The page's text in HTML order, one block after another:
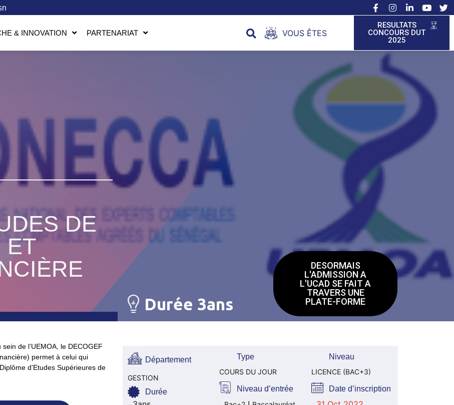
& INNOVATION PARTENARIAT VOUS ÊTES
RESULTATS
CONCOURS DUT
2025
DE
ET
Durée 3ans
DESORMAIS
L'ADMISSION A
L'UCAD SE FAIT A
TRAVERS UNE
PLATE-FORME
de l’UEMOA, le DECOGEF
permet à celui qui
d’Etudes Supérieures de
Département
GESTION
Durée
Type
COURS DU JOUR
Niveau d’entrée
Niveau
LICENCE (BAC+3)
Date d’inscription